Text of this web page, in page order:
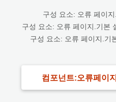
구성 요소: 오류 페이
구성 요소: 오류 페이지.기본
구성 요소: 오류 페이지.기
컴포넌트:오류페이